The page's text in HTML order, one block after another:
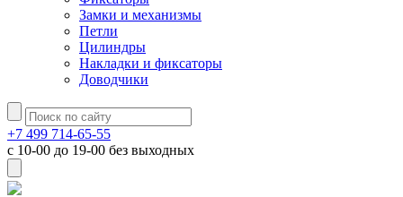
Замки и механизмы
Петли
Цилиндры
Накладки и фиксаторы
Доводчики
+7 499 714-65-55
с 10-00 до 19-00 без выходных